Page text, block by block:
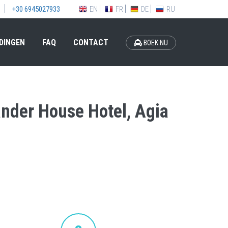
+30 6945027933 EN FR DE RU
FAQ CONTACT BOEK NU
House Hotel, Agia